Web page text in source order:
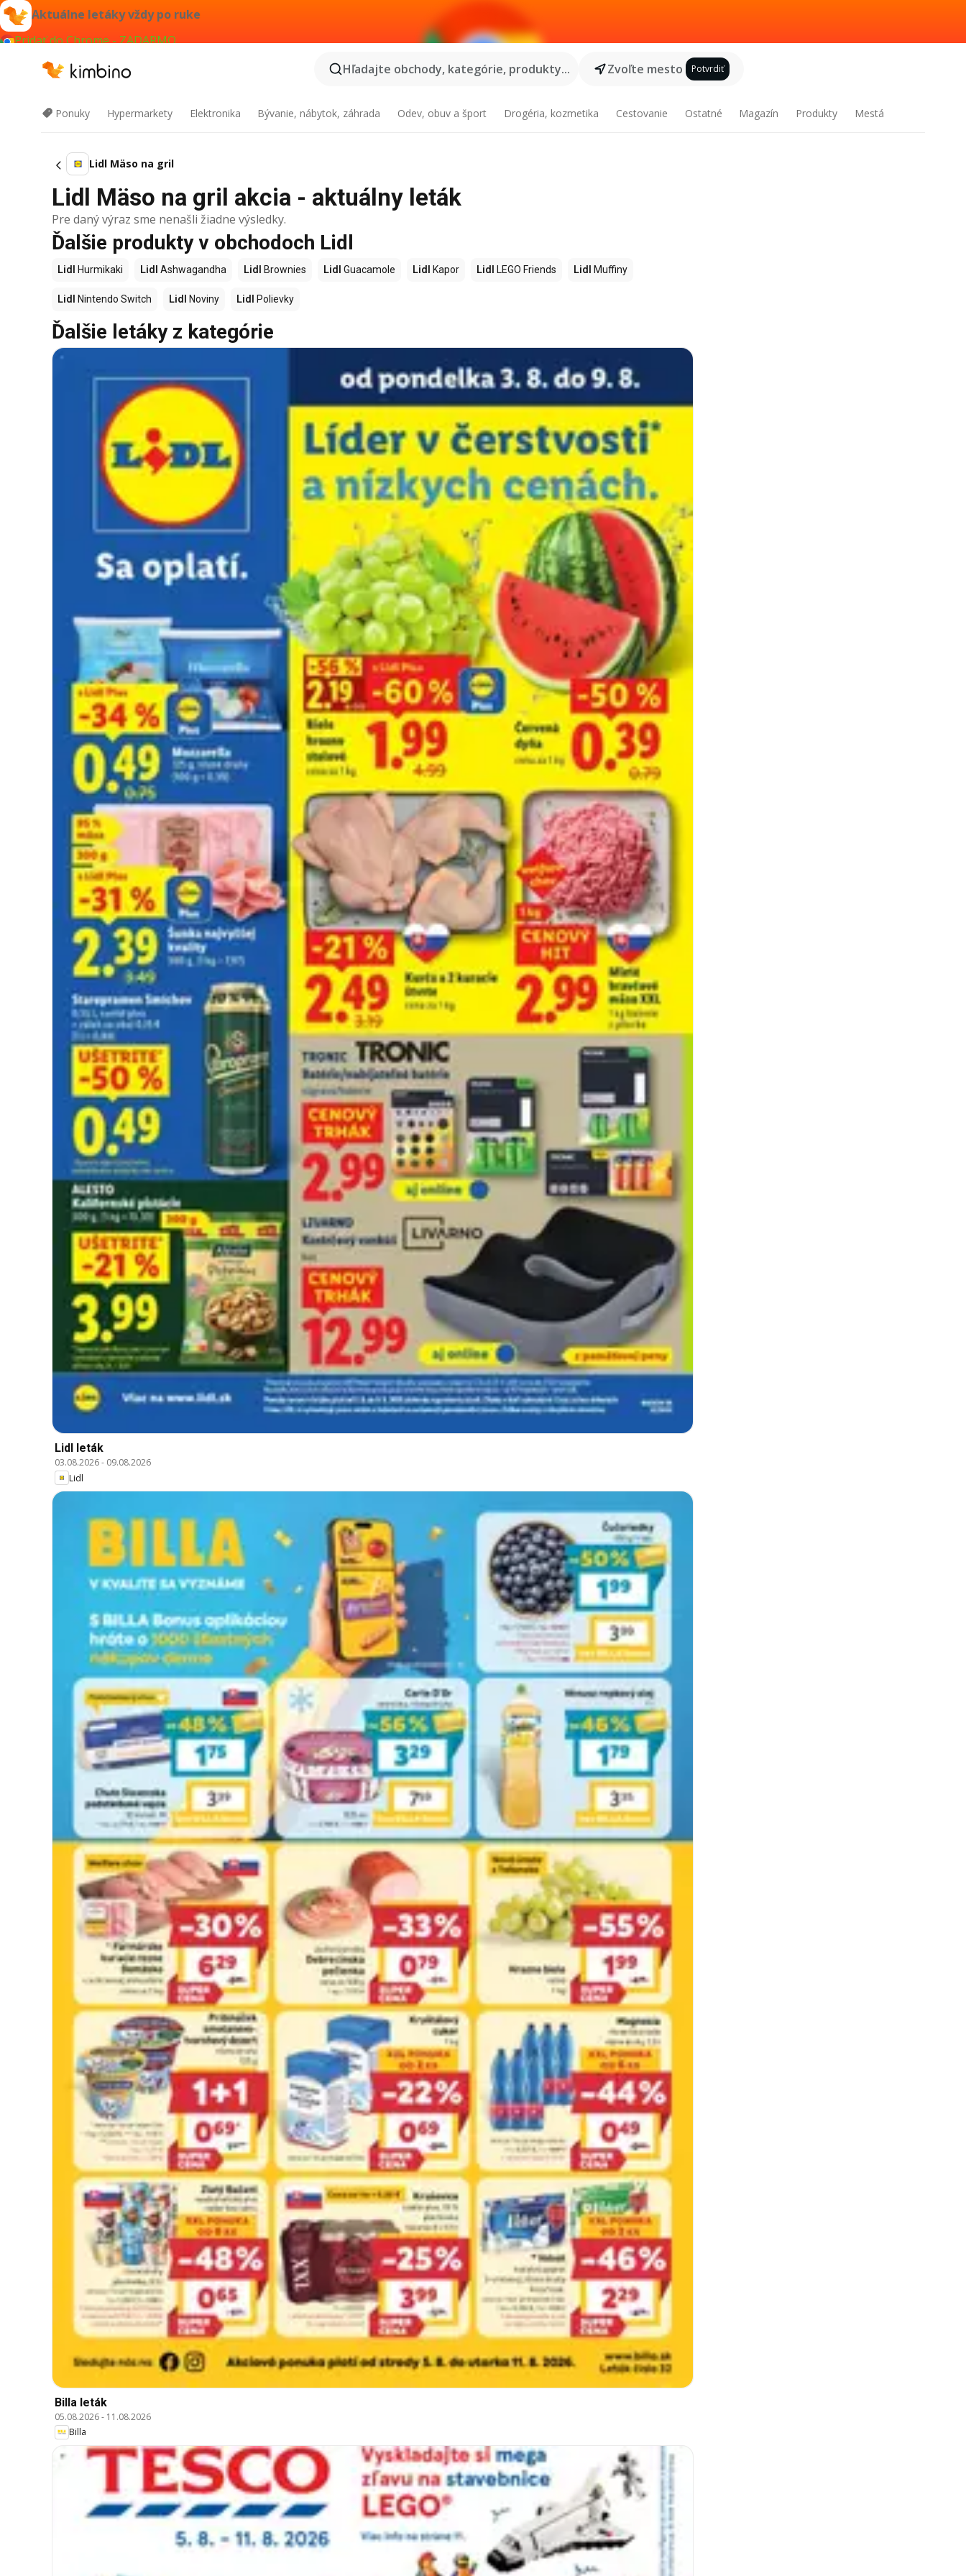
Aktuálne letáky vždy po ruke
Pridať do Chrome - ZADARMO
Hľadajte obchody, kategórie, produkty...
Zvoľte mesto Potvrdiť
Ponuky Hypermarkety Elektronika Bývanie, nábytok, záhrada Odev, obuv a šport Drogéria, kozmetika Cestovanie Ostatné Magazín Produkty Mestá
Lidl Mäso na gril
Lidl Mäso na gril akcia - aktuálny leták
Pre daný výraz sme nenašli žiadne výsledky.
Ďalšie produkty v obchodoch Lidl
Lidl Hurmikaki Lidl Ashwagandha Lidl Brownies Lidl Guacamole Lidl Kapor Lidl LEGO Friends Lidl Muffiny
Lidl Nintendo Switch Lidl Noviny Lidl Polievky
Ďalšie letáky z kategórie
Lidl leták
03.08.2026- 09.08.2026
Lidl
Billa leták
05.08.2026- 11.08.2026
Billa